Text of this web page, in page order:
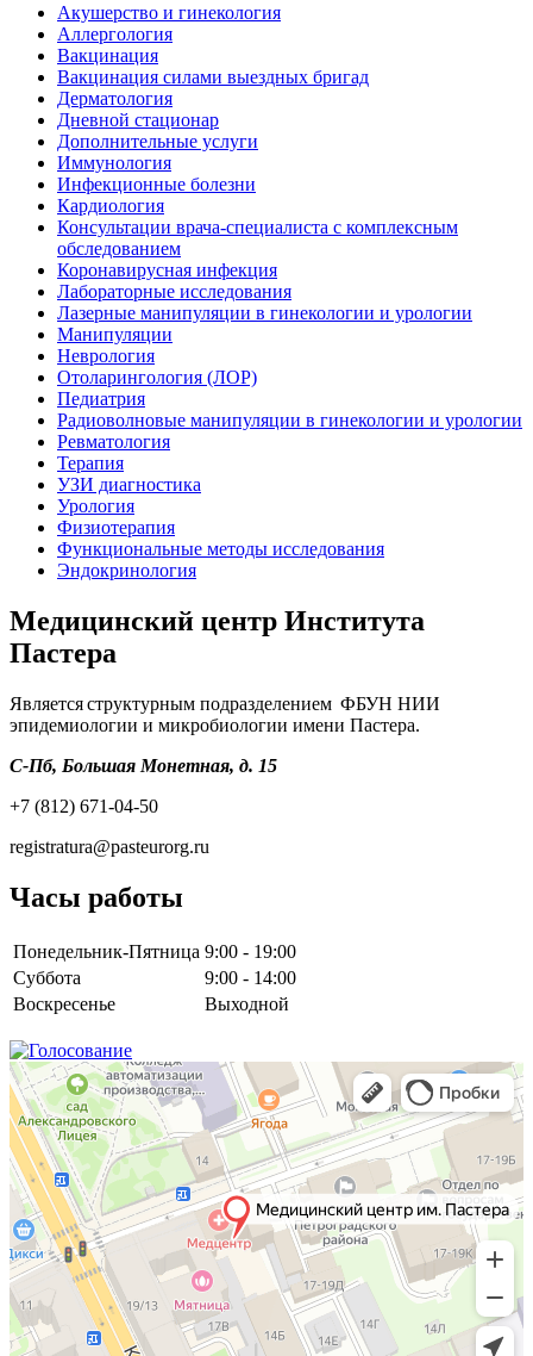
Акушерство и гинекология
Аллергология
Вакцинация
Вакцинация силами выездных бригад
Дерматология
Дневной стационар
Дополнительные услуги
Иммунология
Инфекционные болезни
Кардиология
Консультации врача-специалиста с комплексным
обследованием
Коронавирусная инфекция
Лабораторные исследования
Лазерные манипуляции в гинекологии и урологии
Манипуляции
Неврология
Отоларингология (ЛОР)
Педиатрия
Радиоволновые манипуляции в гинекологии и урологии
Ревматология
Терапия
УЗИ диагностика
Урология
Физиотерапия
Функциональные методы исследования
Эндокринология
Медицинский центр Института
Пастера
Является структурным подразделением ФБУН НИИ
эпидемиологии и микробиологии имени Пастера.
С-Пб, Большая Монетная, д. 15
+7 (812) 671-04-50
registratura@pasteurorg.ru
Часы работы
Понедельник-Пятница 9:00 - 19:00
Суббота
9:00 - 14:00
Воскресенье
Выходной